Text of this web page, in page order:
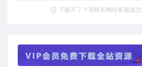
下载不了？请联系网站客服提交